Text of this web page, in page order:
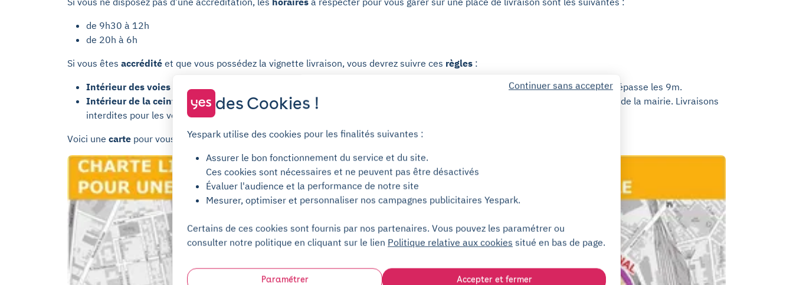
de 9h30 à 12h
de 20h à 6h
Si vous êtes accrédité et que vous possédez la vignette livraison, vous devrez suivre ces règles :
Intérieur des voies du Canal aux Boulevards inclus
: livraisons interdites de 6h à 20h pour les véhicules dont la longueur dépasse les 9m.
Intérieur de la ceinture des Boulevards: livraisons interdites pour les véhicules de plus de 9m, sauf autorisation spécifique de la mairie. Livraisons
interdites pour les véhicules de plus de 20m3 de 12h à 20h.
Voici une carte pour vous aider à identifier ces zones :
Continuer sans accepter
des Cookies !
Yespark utilise des cookies pour les finalités suivantes :
Assurer le bon fonctionnement du service et du site.
Ces cookies sont nécessaires et ne peuvent pas être désactivés
Évaluer l'audience et la performance de notre site
Mesurer, optimiser et personnaliser nos campagnes publicitaires Yespark.
Certains de ces cookies sont fournis par nos partenaires. Vous pouvez les paramétrer ou
consulter notre politique en cliquant sur le lien Politique relative aux cookies situé en bas de page.
Paramétrer Accepter et fermer